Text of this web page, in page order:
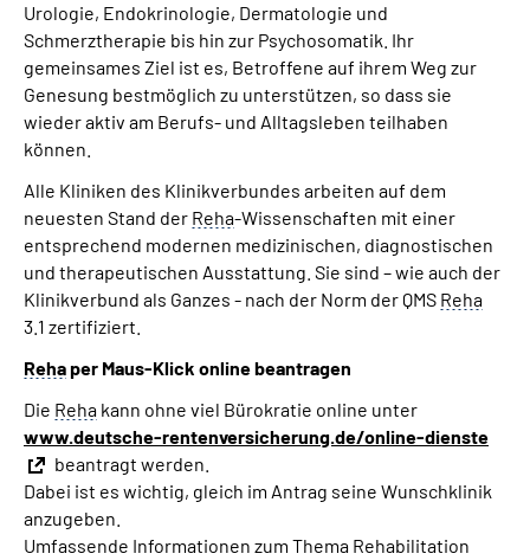
Urologie, Endokrinologie, Dermatologie und
Schmerztherapie bis hin zur Psychosomatik. Ihr
gemeinsames Ziel ist es, Betroffene auf ihrem Weg zur
Genesung bestmöglich zu unterstützen, so dass sie
wieder aktiv am Berufs- und Alltagsleben teilhaben
können.
Alle Kliniken des Klinikverbundes arbeiten auf dem
neuesten Stand der Reha-Wissenschaften mit einer
entsprechend modernen medizinischen, diagnostischen
und therapeutischen Ausstattung. Sie sind – wie auch der
Klinikverbund als Ganzes - nach der Norm der QMS Reha
3.1 zertifiziert.
Rehaper Maus-Klick online beantragen
Die Reha kann ohne viel Bürokratie online unter
www.deutsche-rentenversicherung.de/online-dienste
beantragt werden.
Dabei ist es wichtig, gleich im Antrag seine Wunschklinik
anzugeben.
Umfassende Informationen zum Thema Rehabilitation